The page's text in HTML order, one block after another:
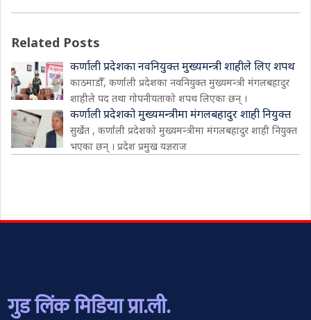
Related Posts
कर्णाली प्रदेशका नवनियुक्त मुख्यमन्त्री शाहीले लिए शपथ
काठमाडौँ, कर्णाली प्रदेशका नवनियुक्त मुख्यमन्त्री मंगलबहादुर
शाहीले पद तथा गोपनीयताको शपथ लिएका छन् ।
कर्णाली प्रदेशको मुख्यमन्त्रीमा मंगलबहादुर शाही नियुक्त
सुर्खेत , कर्णाली प्रदेशको मुख्यमन्त्रीमा मंगलबहादुर शाही नियुक्त
भएका छन् । प्रदेश प्रमुख यज्ञराज
गुड लिंक मिडिया प्रा.ली.